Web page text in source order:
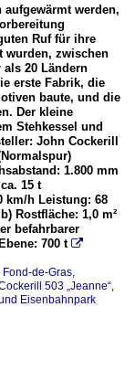
werden,
Ruf für ihre
wurden, zwischen
als 20 Ländern
erste Fabrik, die
baute, und die
Der kleine
Stehkessel und
John Cockerill
1.800 mm
15 t
km/h Leistung: 68
Rostfläche: 1,0 m²
befahrbarer
700 t 
Fond-de-Gras,
503 „Jeanne“,
Eisenbahnpark